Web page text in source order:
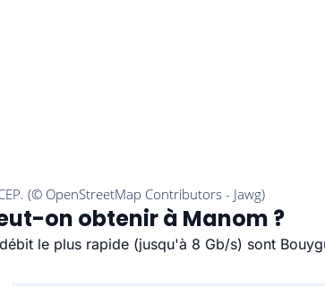
on obtenir à Manom ?
le plus rapide (jusqu'à 8 Gb/s) sont